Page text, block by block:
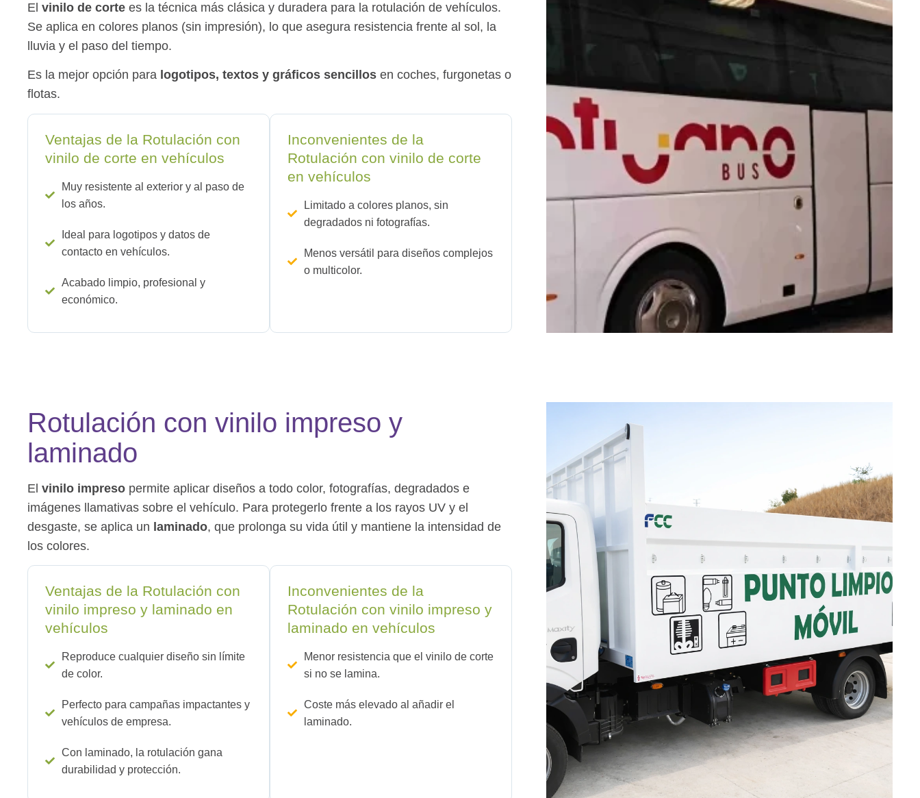
Elvinilo de corte es la técnica más clásica y duradera para la rotulación de vehículos.
Se aplica en colores planos (sin impresión), lo que asegura resistencia frente al sol, la
lluvia y el paso del tiempo.
Es la mejor opción para logotipos, textos y gráficos sencillos en coches, furgonetas o
flotas.
Ventajas de la Rotulación con
vinilo de corte en vehículos
Muy resistente al exterior y al paso de
los años.
Ideal para logotipos y datos de
contacto en vehículos.
Acabado limpio, profesional y
económico.
Inconvenientes de la
Rotulación con vinilo de corte
en vehículos
Limitado a colores planos, sin
degradados ni fotografías.
Menos versátil para diseños complejos
o multicolor.
Rotulación con vinilo impreso y
laminado
Elvinilo impreso permite aplicar diseños a todo color, fotografías, degradados e
imágenes llamativas sobre el vehículo. Para protegerlo frente a los rayos UV y el
desgaste, se aplica un laminado, que prolonga su vida útil y mantiene la intensidad de
los colores.
Ventajas de la Rotulación con
vinilo impreso y laminado en
vehículos
Reproduce cualquier diseño sin límite
de color.
Perfecto para campañas impactantes y
vehículos de empresa.
Con laminado, la rotulación gana
durabilidad y protección.
Inconvenientes de la
Rotulación con vinilo impreso y
laminado en vehículos
Menor resistencia que el vinilo de corte
si no se lamina.
Coste más elevado al añadir el
laminado.